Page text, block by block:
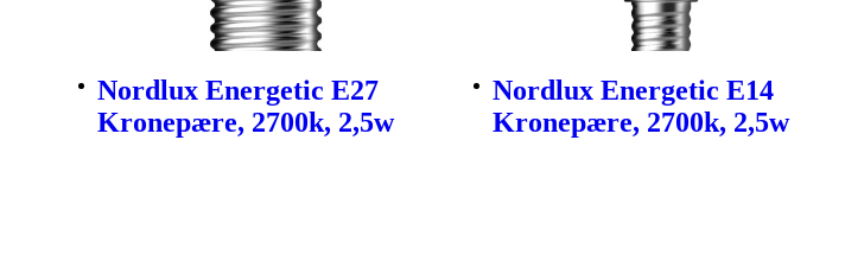
Nordlux Energetic E27
Kronepære, 2700k, 2,5w
Nordlux Energetic E14
Kronepære, 2700k, 2,5w